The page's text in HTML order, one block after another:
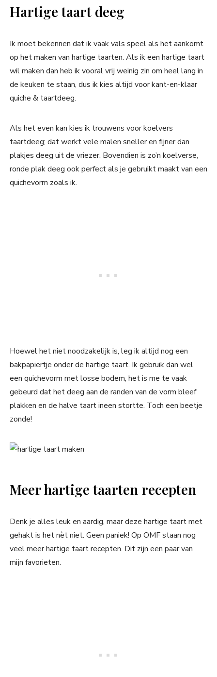
Hartige taart deeg
Ik moet bekennen dat ik vaak vals speel als het aankomt
op het maken van hartige taarten. Als ik een hartige taart
wil maken dan heb ik vooral vrij weinig zin om heel lang in
de keuken te staan, dus ik kies altijd voor kant-en-klaar
quiche & taartdeeg.
Als het even kan kies ik trouwens voor koelvers
taartdeeg; dat werkt vele malen sneller en fijner dan
plakjes deeg uit de vriezer. Bovendien is zo’n koelverse,
ronde plak deeg ook perfect als je gebruikt maakt van een
quichevorm zoals ik.
Hoewel het niet noodzakelijk is, leg ik altijd nog een
bakpapiertje onder de hartige taart. Ik gebruik dan wel
een quichevorm met losse bodem, het is me te vaak
gebeurd dat het deeg aan de randen van de vorm bleef
plakken en de halve taart ineen stortte. Toch een beetje
zonde!
Meer hartige taarten recepten
Denk je alles leuk en aardig, maar deze hartige taart met
gehakt is het nèt niet. Geen paniek! Op OMF staan nog
veel meer hartige taart recepten. Dit zijn een paar van
mijn favorieten.